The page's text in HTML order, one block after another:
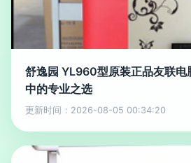
舒逸园 YL960型原装正品友联电
中的专业之选
更新时间：2026-08-05 00:34:20